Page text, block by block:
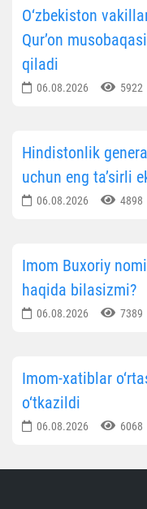
O‘zbekiston
Qur’on
qiladi
06.08.2026 5922
Hindistonlik
uchun eng ta’sirli
06.08.2026 4898
Imom Buxoriy
haqida bilasizmi?
06.08.2026 7389
Imom-xatiblar
o‘tkazildi
06.08.2026 6068